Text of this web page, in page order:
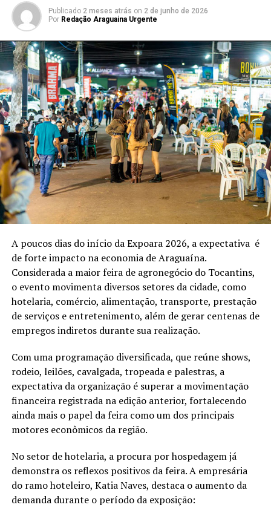
Publicado 2 meses atrás on 2 de junho de 2026
Por Redação Araguaina Urgente
A poucos dias do início da Expoara 2026, a expectativa é
de forte impacto na economia de Araguaína.
Considerada a maior feira de agronegócio do Tocantins,
o evento movimenta diversos setores da cidade, como
hotelaria, comércio, alimentação, transporte, prestação
de serviços e entretenimento, além de gerar centenas de
empregos indiretos durante sua realização.
Com uma programação diversificada, que reúne shows,
rodeio, leilões, cavalgada, tropeada e palestras, a
expectativa da organização é superar a movimentação
financeira registrada na edição anterior, fortalecendo
ainda mais o papel da feira como um dos principais
motores econômicos da região.
No setor de hotelaria, a procura por hospedagem já
demonstra os reflexos positivos da feira. A empresária
do ramo hoteleiro, Katia Naves, destaca o aumento da
demanda durante o período da exposição: